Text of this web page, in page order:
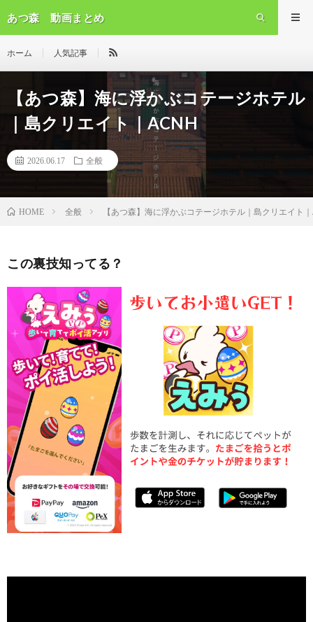
あつ森 動画まとめ
ホーム 人気記事
【あつ森】海に浮かぶコテージホテル
｜島クリエイト｜ACNH
2026.06.17 全般
HOME 全般 【あつ森】海に浮かぶコテージホテル｜島クリエイト
この裏技知ってる？